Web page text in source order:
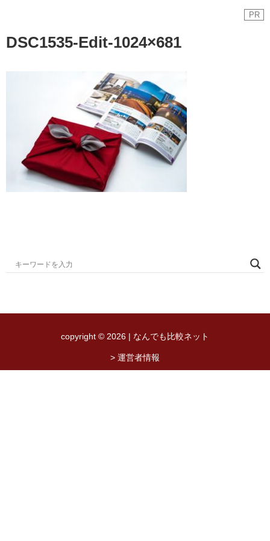
PR
DSC1535-Edit-1024×681
copyright © 2026 | なんでも比較ネット
> 運営者情報